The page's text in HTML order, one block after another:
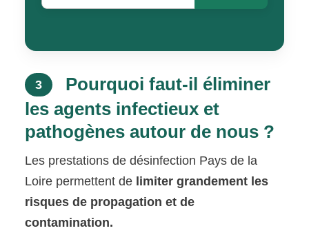
3
Pourquoi faut-il éliminer
les agents infectieux et
pathogènes autour de nous ?
Les prestations de désinfection Pays de la
Loire permettent de limiter grandement les
risques de propagation et de
contamination.